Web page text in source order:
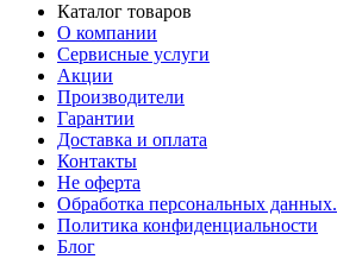
Каталог товаров
О компании
Сервисные услуги
Акции
Производители
Гарантии
Доставка и оплата
Контакты
Не оферта
Обработка персональных данных.
Политика конфиденциальности
Блог